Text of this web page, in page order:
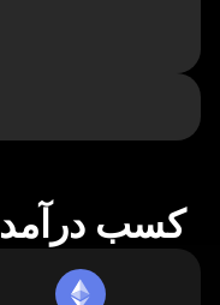
کسب درآمد